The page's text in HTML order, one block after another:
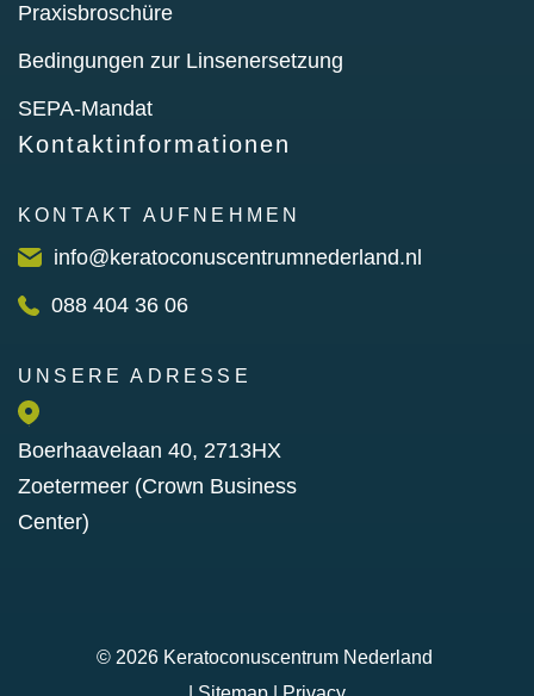
Praxisbroschüre
Bedingungen zur Linsenersetzung
SEPA-Mandat
Kontaktinformationen
KONTAKT AUFNEHMEN
info@keratoconuscentrumnederland.nl
088 404 36 06
UNSERE ADRESSE
Boerhaavelaan 40, 2713HX
Zoetermeer (Crown Business
Center)
© 2026 Keratoconuscentrum Nederland